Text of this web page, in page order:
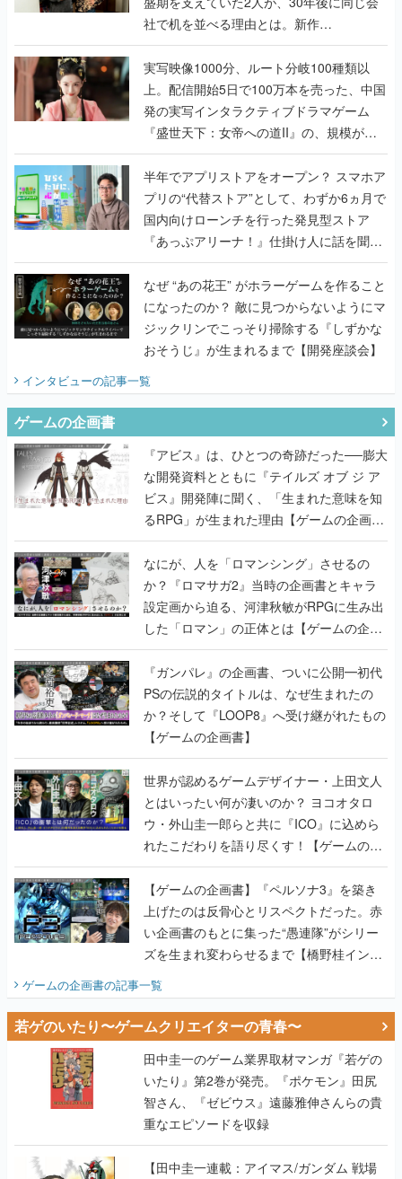
社で机を並べる理由とは。新作
『TATSUJIN EXTREME』で初タッグを組
んだレジェンド2人に訊く開発秘話
実写映像1000分、ルート分岐100種類以
上。配信開始5日で100万本を売った、中国
発の実写インタラクティブドラマゲーム
『盛世天下：女帝への道II』の、規模が違
うこだわりをプロデューサーに聞いた
半年でアプリストアをオープン？ スマホア
プリの“代替ストア”として、わずか6ヵ月で
国内向けローンチを行った発見型ストア
『あっぷアリーナ！』仕掛け人に話を聞い
てみた
なぜ “あの花王” がホラーゲームを作ること
になったのか？ 敵に見つからないようにマ
ジックリンでこっそり掃除する『しずかな
おそうじ』が生まれるまで【開発座談会】
インタビューの記事一覧
ゲームの企画書
『アビス』は、ひとつの奇跡だった──膨大
な開発資料とともに『テイルズ オブ ジ ア
ビス』開発陣に聞く、「生まれた意味を知
るRPG」が生まれた理由【ゲームの企画
書】
なにが、人を「ロマンシング」させるの
か？『ロマサガ2』当時の企画書とキャラ
設定画から迫る、河津秋敏がRPGに生み出
した「ロマン」の正体とは【ゲームの企画
書】
『ガンパレ』の企画書、ついに公開━初代
PSの伝説的タイトルは、なぜ生まれたの
か？そして『LOOP8』へ受け継がれたもの
【ゲームの企画書】
世界が認めるゲームデザイナー・上田文人
とはいったい何が凄いのか？ ヨコオタロ
ウ・外山圭一郎らと共に『ICO』に込めら
れたこだわりを語り尽くす！【ゲームの企
画書】
【ゲームの企画書】『ペルソナ3』を築き
上げたのは反骨心とリスペクトだった。赤
い企画書のもとに集った“愚連隊”がシリー
ズを生まれ変わらせるまで【橋野桂インタ
ビュー】
ゲームの企画書の記事一覧
若ゲのいたり〜ゲームクリエイターの青春〜
田中圭一のゲーム業界取材マンガ『若ゲの
いたり』第2巻が発売。『ポケモン』田尻
智さん、『ゼビウス』遠藤雅伸さんらの貴
重なエピソードを収録
【田中圭一連載：アイマス/ガンダム 戦場